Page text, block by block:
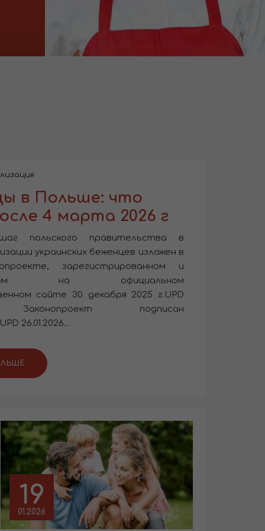
в Польше: что
4 марта 2026 г
польского правительства в
украинских беженцев изложен в
зарегистрированном и
на официальном
сайте 30 декабря 2025 г.UPD
Законопроект подписан
26.01.2026...
19
01.2026